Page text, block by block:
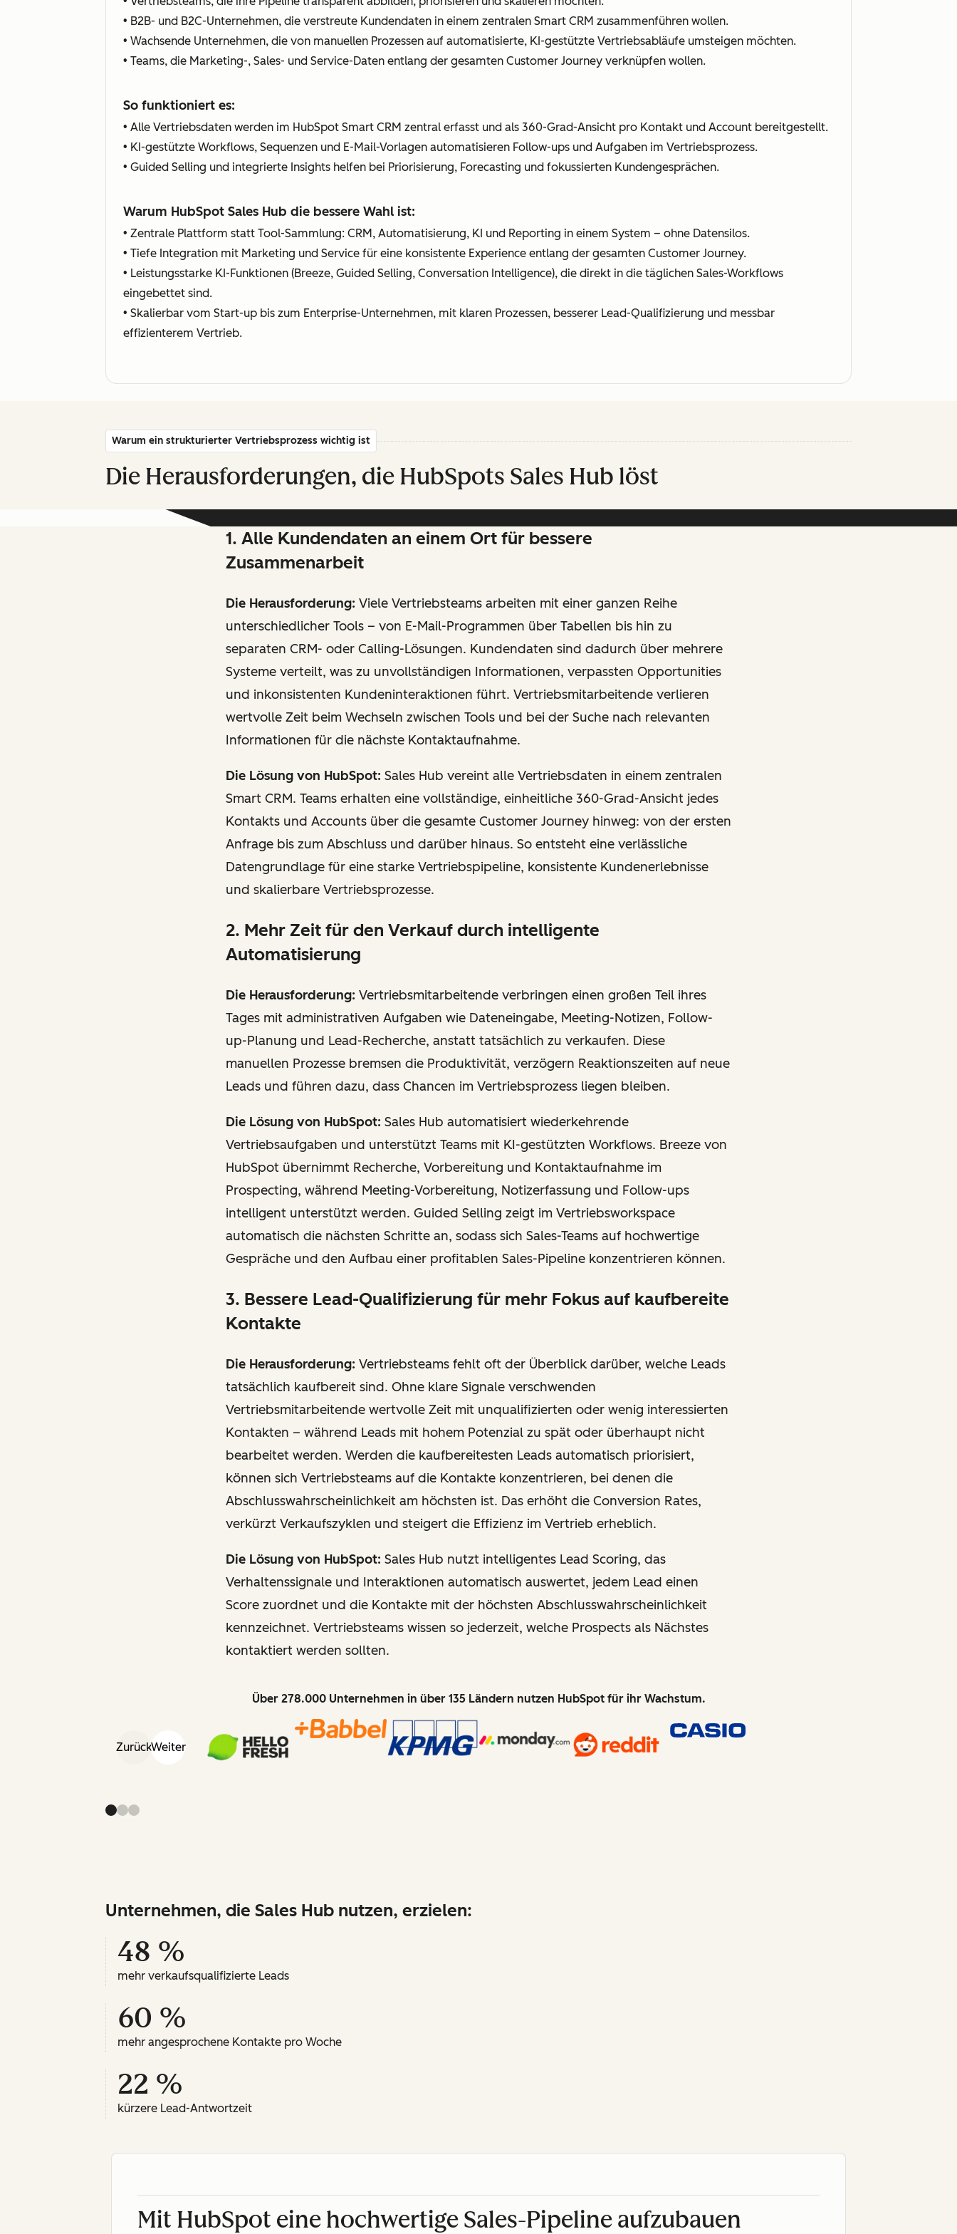
• B2B- und B2C-Unternehmen, die verstreute Kundendaten in einem zentralen Smart CRM zusammenführen wollen.
• Wachsende Unternehmen, die von manuellen Prozessen auf automatisierte, KI-gestützte Vertriebsabläufe umsteigen möchten.
• Teams, die Marketing-, Sales- und Service-Daten entlang der gesamten Customer Journey verknüpfen wollen.
So funktioniert es:
• Alle Vertriebsdaten werden im HubSpot Smart CRM zentral erfasst und als 360-Grad-Ansicht pro Kontakt und Account bereitgestellt.
• KI-gestützte Workflows, Sequenzen und E-Mail-Vorlagen automatisieren Follow-ups und Aufgaben im Vertriebsprozess.
• Guided Selling und integrierte Insights helfen bei Priorisierung, Forecasting und fokussierten Kundengesprächen.
Warum HubSpot Sales Hub die bessere Wahl ist:
• Zentrale Plattform statt Tool-Sammlung: CRM, Automatisierung, KI und Reporting in einem System – ohne Datensilos.
• Tiefe Integration mit Marketing und Service für eine konsistente Experience entlang der gesamten Customer Journey.
• Leistungsstarke KI-Funktionen (Breeze, Guided Selling, Conversation Intelligence), die direkt in die täglichen Sales-Workflows
eingebettet sind.
• Skalierbar vom Start-up bis zum Enterprise-Unternehmen, mit klaren Prozessen, besserer Lead-Qualifizierung und messbar
effizienterem Vertrieb.
Warum ein strukturierter Vertriebsprozess wichtig ist
Die Herausforderungen, die HubSpots Sales Hub löst
1. Alle Kundendaten an einem Ort für bessere
Zusammenarbeit
Die Herausforderung: Viele Vertriebsteams arbeiten mit einer ganzen Reihe
unterschiedlicher Tools – von E-Mail-Programmen über Tabellen bis hin zu
separaten CRM- oder Calling-Lösungen. Kundendaten sind dadurch über mehrere
Systeme verteilt, was zu unvollständigen Informationen, verpassten Opportunities
und inkonsistenten Kundeninteraktionen führt. Vertriebsmitarbeitende verlieren
wertvolle Zeit beim Wechseln zwischen Tools und bei der Suche nach relevanten
Informationen für die nächste Kontaktaufnahme.
Die Lösung von HubSpot: Sales Hub vereint alle Vertriebsdaten in einem zentralen
Smart CRM. Teams erhalten eine vollständige, einheitliche 360-Grad-Ansicht jedes
Kontakts und Accounts über die gesamte Customer Journey hinweg: von der ersten
Anfrage bis zum Abschluss und darüber hinaus. So entsteht eine verlässliche
Datengrundlage für eine starke Vertriebspipeline, konsistente Kundenerlebnisse
und skalierbare Vertriebsprozesse.
2. Mehr Zeit für den Verkauf durch intelligente
Automatisierung
Die Herausforderung: Vertriebsmitarbeitende verbringen einen großen Teil ihres
Tages mit administrativen Aufgaben wie Dateneingabe, Meeting-Notizen, Follow-
up-Planung und Lead-Recherche, anstatt tatsächlich zu verkaufen. Diese
manuellen Prozesse bremsen die Produktivität, verzögern Reaktionszeiten auf neue
Leads und führen dazu, dass Chancen im Vertriebsprozess liegen bleiben.
Die Lösung von HubSpot: Sales Hub automatisiert wiederkehrende
Vertriebsaufgaben und unterstützt Teams mit KI-gestützten Workflows. Breeze von
HubSpot übernimmt Recherche, Vorbereitung und Kontaktaufnahme im
Prospecting, während Meeting-Vorbereitung, Notizerfassung und Follow-ups
intelligent unterstützt werden. Guided Selling zeigt im Vertriebsworkspace
automatisch die nächsten Schritte an, sodass sich Sales-Teams auf hochwertige
Gespräche und den Aufbau einer profitablen Sales-Pipeline konzentrieren können.
3. Bessere Lead-Qualifizierung für mehr Fokus auf kaufbereite
Kontakte
Die Herausforderung: Vertriebsteams fehlt oft der Überblick darüber, welche Leads
tatsächlich kaufbereit sind. Ohne klare Signale verschwenden
Vertriebsmitarbeitende wertvolle Zeit mit unqualifizierten oder wenig interessierten
Kontakten – während Leads mit hohem Potenzial zu spät oder überhaupt nicht
bearbeitet werden. Werden die kaufbereitesten Leads automatisch priorisiert,
können sich Vertriebsteams auf die Kontakte konzentrieren, bei denen die
Abschlusswahrscheinlichkeit am höchsten ist. Das erhöht die Conversion Rates,
verkürzt Verkaufszyklen und steigert die Effizienz im Vertrieb erheblich.
Die Lösung von HubSpot: Sales Hub nutzt intelligentes Lead Scoring, das
Verhaltenssignale und Interaktionen automatisch auswertet, jedem Lead einen
Score zuordnet und die Kontakte mit der höchsten Abschlusswahrscheinlichkeit
kennzeichnet. Vertriebsteams wissen so jederzeit, welche Prospects als Nächstes
kontaktiert werden sollten.
Über 278.000 Unternehmen in über 135 Ländern nutzen HubSpot für ihr Wachstum.
ZurückWeiter
Unternehmen, die Sales Hub nutzen, erzielen:
48 %
mehr verkaufsqualifizierte Leads
60 %
mehr angesprochene Kontakte pro Woche
22 %
kürzere Lead-Antwortzeit
Mit HubSpot eine hochwertige Sales-Pipeline aufzubauen